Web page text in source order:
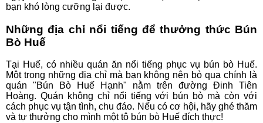
bạn khó lòng cưỡng lại được.
Những địa chỉ nổi tiếng để thưởng thức Bún
Bò Huế
Tại Huế, có nhiều quán ăn nổi tiếng phục vụ bún bò Huế.
Một trong những địa chỉ mà bạn không nên bỏ qua chính là
quán "Bún Bò Huế Hạnh" nằm trên đường Đinh Tiên
Hoàng. Quán không chỉ nổi tiếng với bún bò mà còn với
cách phục vụ tận tình, chu đáo. Nếu có cơ hội, hãy ghé thăm
và tự thưởng cho mình một tô bún bò Huế đích thực!